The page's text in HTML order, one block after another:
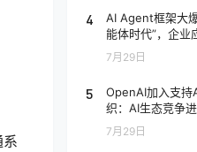
4
AI Agent框架大
能体时代”，企业
7月29日
5
OpenAI加入支持
织：AI生态竞争
企业应该如何应对
7月29日